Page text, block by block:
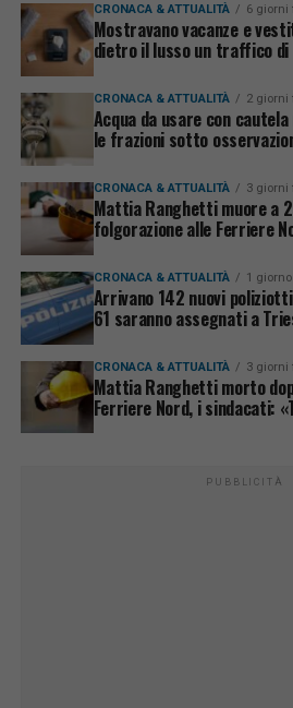
CRONACA & ATTUALITÀ 6 giorni
Mostravano vacanze e
dietro il lusso un traffico di
CRONACA & ATTUALITÀ 2 giorni
Acqua da usare con
le frazioni sotto
CRONACA & ATTUALITÀ 3 giorni
Mattia Ranghetti muore a
folgorazione alle Ferriere
CRONACA & ATTUALITÀ 1
Arrivano 142 nuovi
61 saranno assegnati a
CRONACA & ATTUALITÀ 3 giorni
Mattia Ranghetti morto
Ferriere Nord, i sindacati:
PUBBLICITÀ